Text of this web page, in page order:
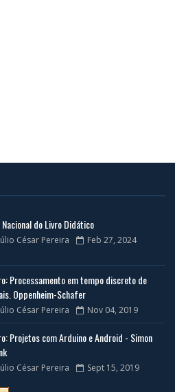
Nacional do Livro Didático
César Pereira Feb 27, 2024
Processamento em tempo discreto de
Oppenheim-Schafer
César Pereira Nov 04, 2019
Projetos com Arduino e Android - Simon
César Pereira Sept 15, 2019